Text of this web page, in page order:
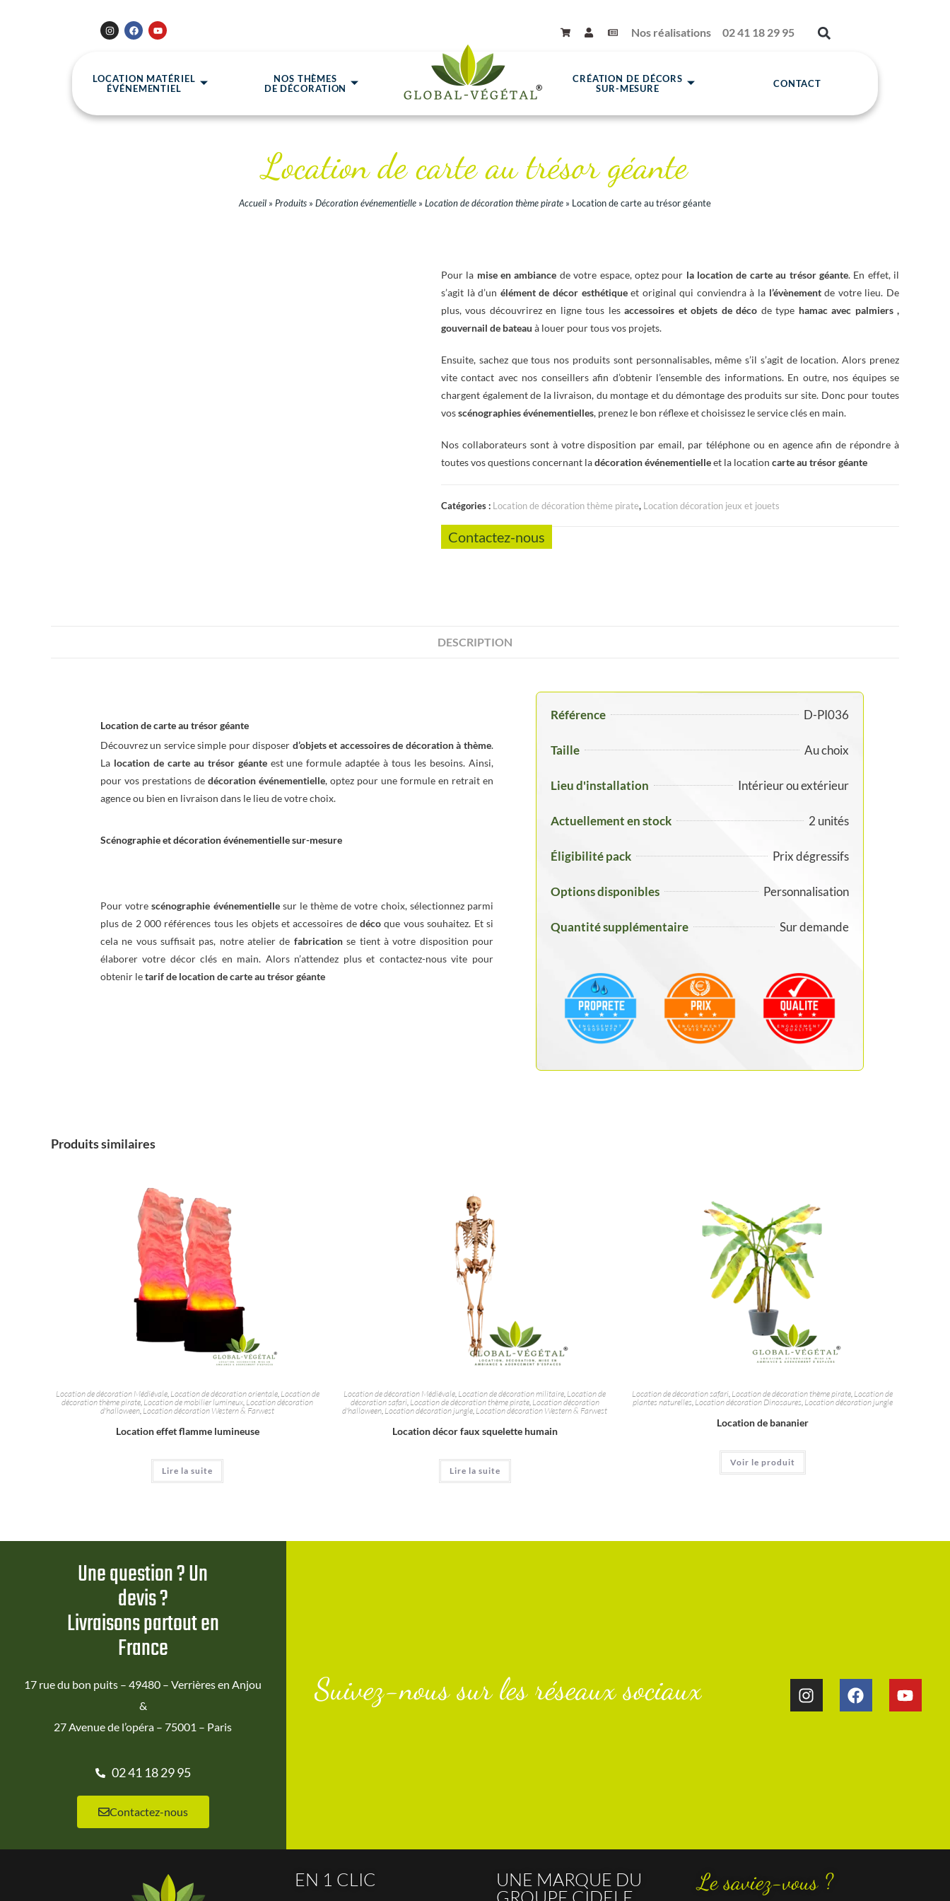
Nos réalisations 02 41 18 29 95
LOCATION MATÉRIEL
ÉVÉNEMENTIEL
NOS THÈMES
DE DÉCORATION
CRÉATION DE DÉCORS
SUR-MESURE
CONTACT
Location de carte au trésor géante
Accueil » Produits » Décoration événementielle » Location de décoration thème pirate » Location de carte au trésor géante
Pour la mise en ambiance de votre espace, optez pour la location de carte au trésor géante. En effet, il
s’agit là d’un élément de décor esthétiqueet original qui conviendra à la l’évènementde votre lieu. De
plus, vous découvrirez en ligne tous lesaccessoires et objets de déco de type hamac avec palmiers,
gouvernail de bateau à louer pour tous vos projets.
Ensuite, sachez que tous nos produits sont personnalisables, même s’il s’agit de location. Alors prenez
vite contact avec nos conseillers afin d’obtenir l’ensemble des informations. En outre, nos équipes se
chargent également de la livraison, du montage et du démontage des produits sur site. Donc pour toutes
vosscénographies événementielles, prenez le bon réflexe et choisissez le service clés en main.
Nos collaborateurs sont à votre disposition par email, par téléphone ou en agence afin de répondre à
toutes vos questions concernant ladécoration événementielleet la location carte au trésor géante
Catégories : Location de décoration thème pirate, Location décoration jeux et jouets
Contactez-nous
DESCRIPTION
Location de carte au trésor géante
Découvrez un service simple pour disposer d’objets et accessoires de décoration à thème.
La location de carte au trésor géante est une formule adaptée à tous les besoins. Ainsi,
pour vos prestations de décoration événementielle, optez pour une formule en retrait en
agence ou bien en livraison dans le lieu de votre choix.
Scénographie et décoration événementielle sur-mesure
Pour votrescénographie événementiellesur le thème de votre choix, sélectionnez parmi
plus de 2 000 références tous les objets et accessoires dedéco que vous souhaitez. Et si
cela ne vous suffisait pas, notre atelier de fabricationse tient à votre disposition pour
élaborer votre décor clés en main. Alors n’attendez plus et contactez-nous vite pour
obtenir letarif de location de carte au trésor géante
Référence D-PI036
Taille Au choix
Lieu d'installation Intérieur ou extérieur
Actuellement en stock 2 unités
Éligibilité pack Prix dégressifs
Options disponibles Personnalisation
Quantité supplémentaire Sur demande
Produits similaires
Location de décoration Médiévale, Location de décoration orientale, Location de
décoration thème pirate Location de mobilier lumineux Location décoration
d'halloween, Location décoration Western & Farwest
Location effet flamme lumineuse
Lire la suite
Location de décoration Médiévale Location de décoration militaire Location de
décoration safari, Location de décoration thème pirate, Location décoration
d'halloween Location décoration jungle Location décoration Western & Farwest
Location décor faux squelette humain
Lire la suite
Location de décoration safari Location de décoration thème pirate Location de
plantes naturelles Location décoration Dinosaures Location décoration jungle
Location de bananier
Voir le produit
Une question ? Un
devis ?
Livraisons partout en
France
17 rue du bon puits – 49480 – Verrières en Anjou
&
27 Avenue de l’opéra – 75001 – Paris
02 41 18 29 95
Contactez-nous
Suivez-nous sur les réseaux sociaux​
EN 1 CLIC
UNE MARQUE DU
Le saviez-vous ?